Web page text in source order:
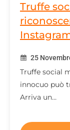
Truffe
25
Truffe social
innocuo può
Arriva un…